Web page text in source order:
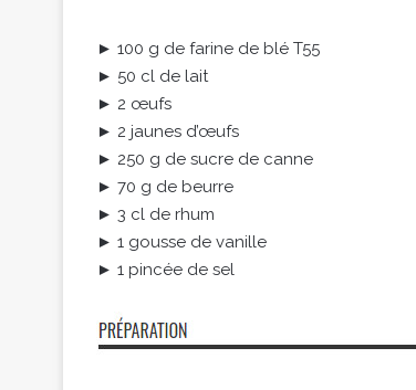
► 100 g de farine de blé T55
► 50 cl de lait
► 2 œufs
► 2 jaunes d’œufs
► 250 g de sucre de canne
► 70 g de beurre
► 3 cl de rhum
► 1 gousse de vanille
► 1 pincée de sel